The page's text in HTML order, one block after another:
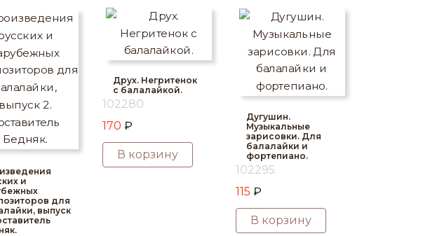
и
для
выпуск
Друх. Негритенок
с балалайкой.
102280
170 ₽
В корзину
Дугушин.
Музыкальные
зарисовки. Для
балалайки и
фортепиано.
102295
115 ₽
В корзину